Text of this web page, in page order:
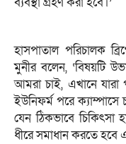
হাসপাতাল পরিচালক
মুনীর বলেন, ‘বিষয়টি
আমরা চাই, এখানে যারা
ইউনিফর্ম পরে ক্যাম্পাসে
যেন ঠিকভাবে
ধীরে সমাধান করতে হবে